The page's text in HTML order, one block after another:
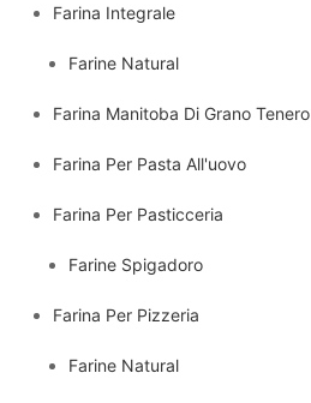
Farina Integrale
Farine Natural
Farina Manitoba Di Grano Tenero
Farina Per Pasta All'uovo
Farina Per Pasticceria
Farine Spigadoro
Farina Per Pizzeria
Farine Natural